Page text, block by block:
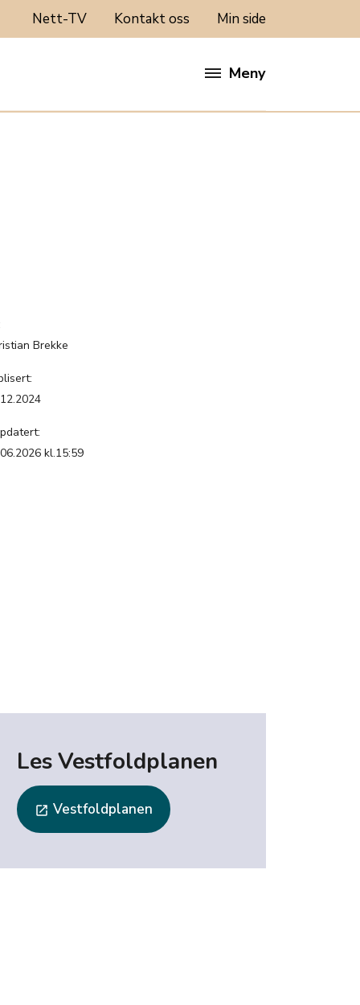
Nett-TV Kontakt oss Min side
Meny
Brekke
kl.15:59
Les Vestfoldplanen
launch Vestfoldplanen